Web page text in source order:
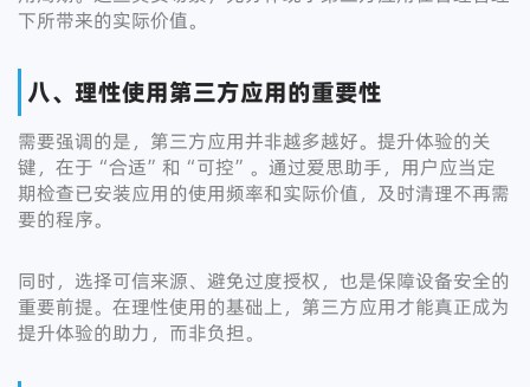
下所带来的实际价值。
八、理性使用第三方应用的重要性
需要强调的是，第三方应用并非越多越好。提升体验的关
键，在于“合适”和“可控”。通过爱思助手，用户应当定
期检查已安装应用的使用频率和实际价值，及时清理不再需
要的程序。
同时，选择可信来源、避免过度授权，也是保障设备安全的
重要前提。在理性使用的基础上，第三方应用才能真正成为
提升体验的助力，而非负担。